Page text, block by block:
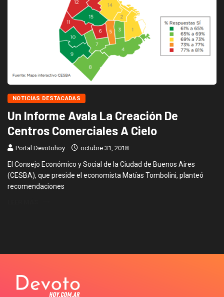
NOTICIAS DESTACADAS
Un Informe Avala La Creación De
Centros Comerciales A Cielo
Portal Devotohoy octubre 31, 2018
El Consejo Económico y Social de la Ciudad de Buenos Aires
(CESBA), que preside el economista Matías Tombolini, planteó
recomendaciones